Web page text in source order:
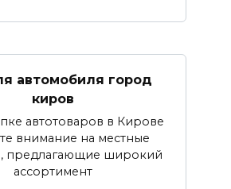
автомобиля город
киров
автотоваров в Кирове
внимание на местные
предлагающие широкий
ассортимент